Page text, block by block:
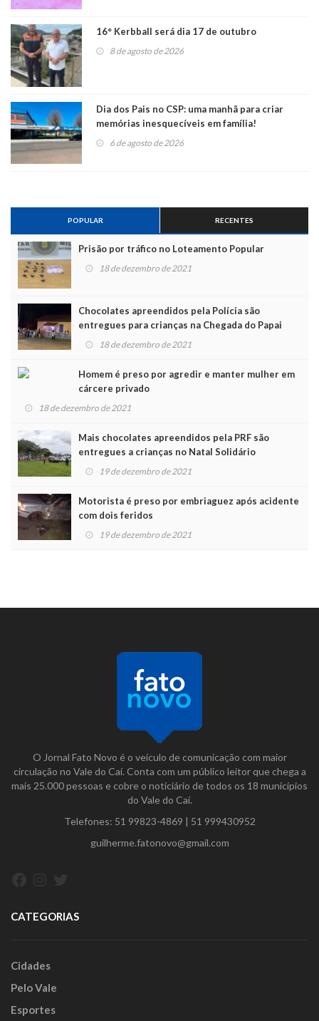
16° Kerbball será dia 17 de outubro
8 de agosto de 2026
Dia dos Pais no CSP: uma manhã para criar
memórias inesquecíveis em família!
6 de agosto de 2026
POPULAR RECENTES
Prisão por tráfico no Loteamento Popular
18 de dezembro de 2021
Chocolates apreendidos pela Polícia são
entregues para crianças na Chegada do Papai
Noel
18 de dezembro de 2021
Homem é preso por agredir e manter mulher em
cárcere privado
18 de dezembro de 2021
Mais chocolates apreendidos pela PRF são
entregues a crianças no Natal Solidário
19 de dezembro de 2021
Motorista é preso por embriaguez após acidente
com dois feridos
19 de dezembro de 2021
O Jornal Fato Novo é o veículo de comunicação com maior
circulação no Vale do Caí. Conta com um público leitor que chega a
mais 25.000 pessoas e cobre o noticiário de todos os 18 municípios
do Vale do Caí.
Telefones: 51 99823-4869 | 51 999430952
guilherme.fatonovo@gmail.com
CATEGORIAS
Cidades
Pelo Vale
Esportes